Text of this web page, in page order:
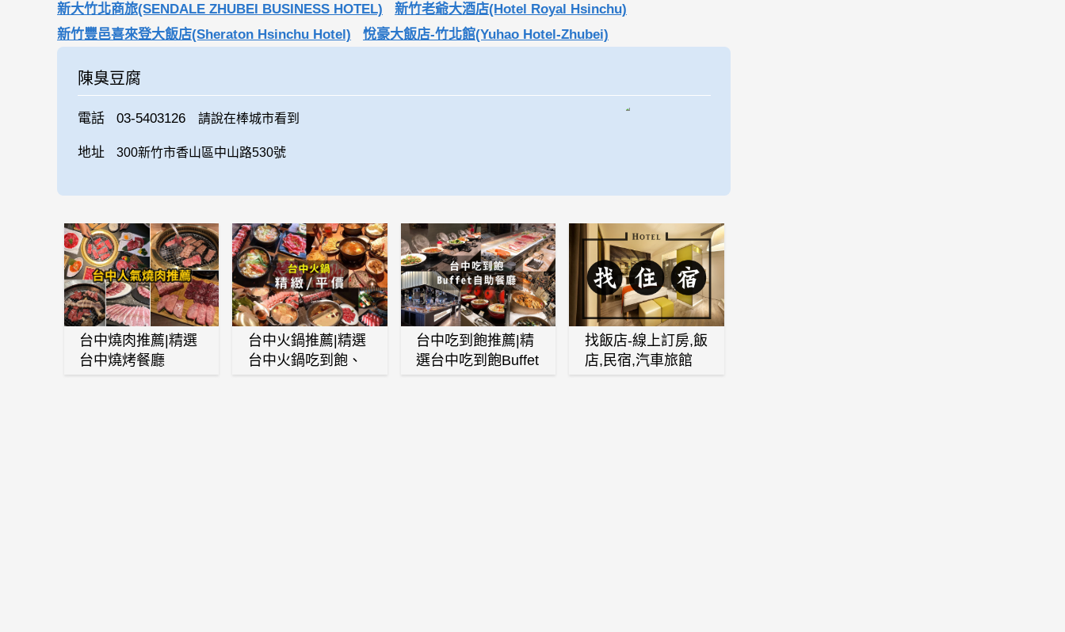
新大竹北商旅(SENDALE ZHUBEI BUSINESS HOTEL)
新竹老爺大酒店(Hotel Royal Hsinchu)
新竹豐邑喜來登大飯店(Sheraton Hsinchu Hotel)
悅豪大飯店-竹北館(Yuhao Hotel-Zhubei)
陳臭豆腐
電話 03-5403126 請說在棒城市看到
地址 300新竹市香山區中山路530號
台中燒肉推薦|精選
台中燒烤餐廳
台中火鍋推薦|精選
台中火鍋吃到飽、
台中吃到飽推薦|精
選台中吃到飽Buffet
找飯店-線上訂房,飯
店,民宿,汽車旅館